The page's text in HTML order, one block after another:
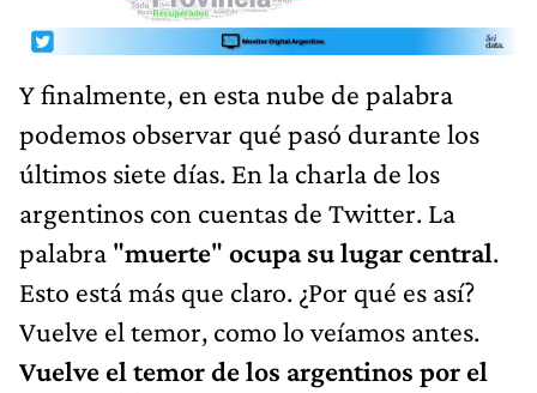
Y finalmente, en esta nube de palabra
podemos observar qué pasó durante los
últimos siete días. En la charla de los
argentinos con cuentas de Twitter. La
palabra "muerte" ocupa su lugar central.
Esto está más que claro. ¿Por qué es así?
Vuelve el temor, como lo veíamos antes.
Vuelve el temor de los argentinos por el